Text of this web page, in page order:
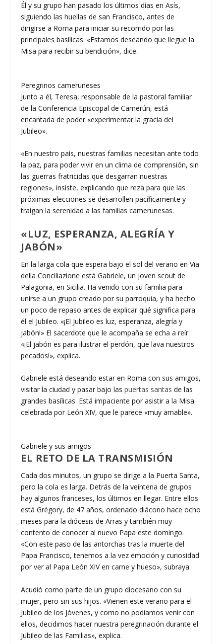
Él y su grupo han pasado los últimos días en Asís,
siguiendo las huellas de san Francisco, antes de
dirigirse a Roma para iniciar su recorrido por las
principales basílicas. «Estamos deseando que llegue la
Misa para recibir su bendición», dice.
Peregrinos cameruneses
Junto a él, Teresa, responsable de la pastoral familiar
de la Conferencia Episcopal de Camerún, está
encantada de poder «experimentar la gracia del
Jubileo».
«En nuestro país, nuestras familias necesitan ante todo
la paz, para poder vivir en un clima de comprensión, sin
las guerras fratricidas que desgarran nuestras
regiones», insiste, explicando que reza para que las
próximas elecciones se desarrollen pacíficamente y
traigan la serenidad a las familias camerunesas.
«LUZ, ESPERANZA, ALEGRÍA Y
JABÓN»
En la larga cola que espera bajo el sol del verano en Via
della Conciliazione está Gabriele, un joven scout de
Palagonia, en Sicilia. Ha venido con su familia para
unirse a un grupo creado por su parroquia, y ha hecho
un poco de repaso antes de explicar qué significa para
él el Jubileo. «¡El Jubileo es luz, esperanza, alegría y
jabón!» El sacerdote que le acompaña se echa a reír:
«¡El jabón es para ilustrar el perdón, que lava nuestros
pecados!», explica.
Gabriele está deseando estar en Roma con sus amigos,
visitar la ciudad y pasar bajo laspuertas santas de las
grandes basílicas. Está impaciente por asistir a la Misa
celebrada por León XIV, que le parece «muy amable».
Gabriele y sus amigos
EL RETO DE LA TRANSMISIÓN
Cada dos minutos, un grupo se dirige a la Puerta Santa,
pero la cola es larga. Detrás de la veintena de grupos
hay algunos franceses, los últimos en llegar. Entre ellos
está Grégory, de 47 años, ordenado diácono hace ocho
meses para la diócesis de Arras y también muy
contento de conocer al nuevo Papa este domingo.
«Con este paso de las antorchas tras la muerte del
Papa Francisco, tenemos a la vez emoción y curiosidad
por ver al Papa León XIV en carne y hueso», subraya.
Acudió como parte de un grupo diocesano con su
mujer, pero sin sus hijos. «Vienen este verano para el
Jubileo de los Jóvenes, y como no podíamos venir con
ellos, decidimos hacer nuestra peregrinación durante el
Jubileo de las Familias», explica.